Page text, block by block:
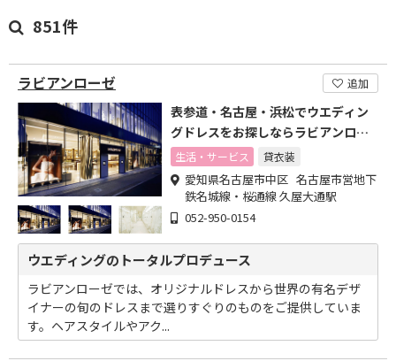
851件
ラビアンローゼ 追加
表参道・名古屋・浜松でウエディン
グドレスをお探しならラビアンロー
ゼ生活・サービス 貸衣装
愛知県名古屋市中区 名古屋市営地下
鉄名城線・桜通線 久屋大通駅
052-950-0154
ウエディングのトータルプロデュース
ラビアンローゼでは、オリジナルドレスから世界の有名デザ
イナーの旬のドレスまで選りすぐりのものをご提供していま
す。ヘアスタイルやアク...